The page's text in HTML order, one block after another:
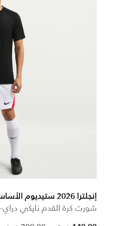
إنجلترا 2026 ستيديوم الأساسي
شورت كرة القدم نايكي